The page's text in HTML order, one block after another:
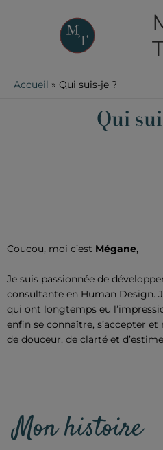
Accueil Qui suis-je ?
Qui
Coucou, moi c’est Mégane,
Je suis passionnée de
consultante en Human Design.
qui ont longtemps eu
enfin se connaître, s’accepter
de douceur, de clarté et
Mon histoire